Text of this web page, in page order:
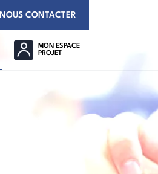
NOUS CONTACTER
MON ESPACE
PROJET